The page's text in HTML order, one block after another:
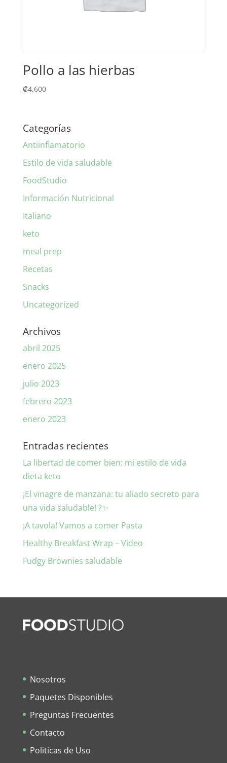
Pollo a las hierbas
₡4,600
Categorías
Antiinflamatorio
Estilo de vida saludable
FoodStudio
Información Nutricional
Italiano
keto
meal prep
Recetas
Snacks
Uncategorized
Archivos
abril 2025
enero 2025
julio 2023
febrero 2023
enero 2023
Entradas recientes
La libertad de comer bien: mi estilo de vida
dieta keto
¡El vinagre de manzana: tu aliado secreto para
una vida saludable! ?✨
¡A tavola! Vamos a comer Pasta
Healthy Breakfast Wrap – Video
Fudgy Brownies saludable
Nosotros
Paquetes Disponibles
Preguntas Frecuentes
Contacto
Politicas de Uso